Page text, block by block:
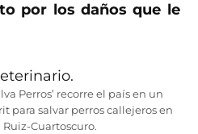
por los daños que le
Perros’ recorre el país en un
para salvar perros callejeros en
Ruiz-Cuartoscuro.